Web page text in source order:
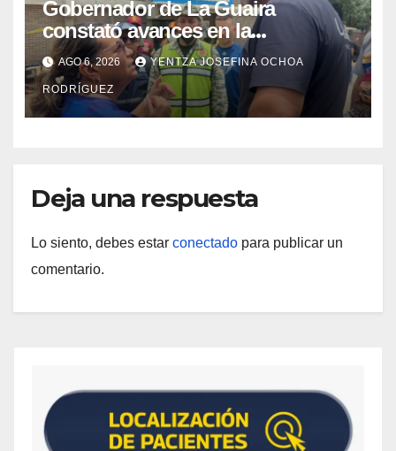
Gobernador de La Guaira
constató avances en la
rehabilitación del Hospitalito de
Catia la Mar
AGO 6, 2026 YENTZA JOSEFINA OCHOA
RODRÍGUEZ
Deja una respuesta
Lo siento, debes estar conectado para publicar un
comentario.